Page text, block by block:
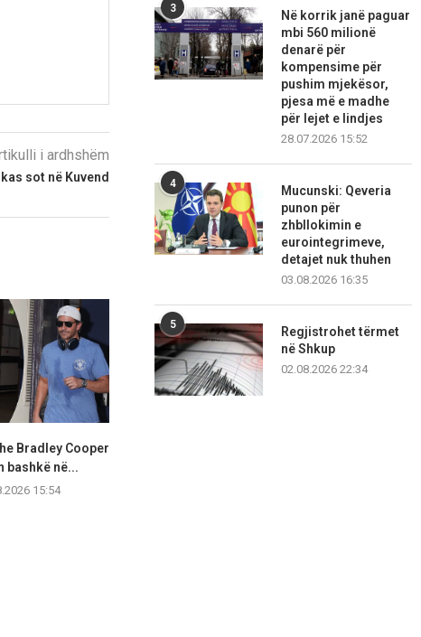
i ardhshëm
sot në Kuvend
Bradley Cooper
bashkë në...
15:54
3
Në korrik janë paguar
mbi 560 milionë
denarë për
kompensime për
pushim mjekësor,
pjesa më e madhe
për lejet e lindjes
28.07.2026 15:52
4
Mucunski: Qeveria
punon për
zhbllokimin e
eurointegrimeve,
detajet nuk thuhen
03.08.2026 16:35
5
Regjistrohet tërmet
në Shkup
02.08.2026 22:34